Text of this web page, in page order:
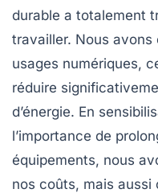
durable a totalement
travailler. Nous
usages numériques,
réduire
d’énergie. En
l’importance de
équipements, nous
nos coûts, mais aussi